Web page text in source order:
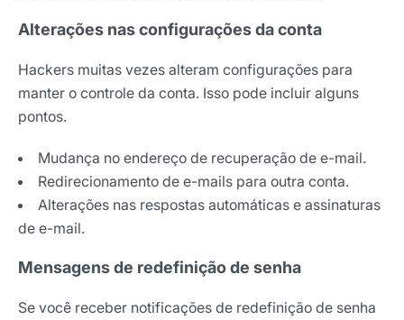
Alterações nas configurações da conta
Hackers muitas vezes alteram configurações para
manter o controle da conta. Isso pode incluir alguns
pontos.
Mudança no endereço de recuperação de e-mail.
Redirecionamento de e-mails para outra conta.
Alterações nas respostas automáticas e assinaturas
de e-mail.
Mensagens de redefinição de senha
Se você receber notificações de redefinição de senha